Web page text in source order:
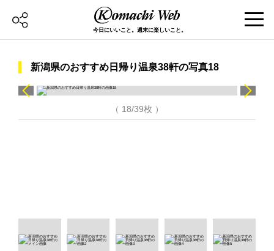
今日にいいこと。週末に楽しいこと。
新潟県のおすすめ日帰り温泉38軒の写真18
（ 18/39枚 ）